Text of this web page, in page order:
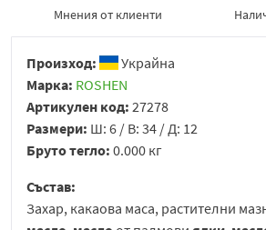
Мнения от клиенти
Произход:
Украйна
Марка: ROSHEN
Артикулен код: 27278
Размери: Ш: 6 / В: 34 / Д: 12
Бруто тегло: 0.000 кг
Състав:
Захар, какаова маса, растителни